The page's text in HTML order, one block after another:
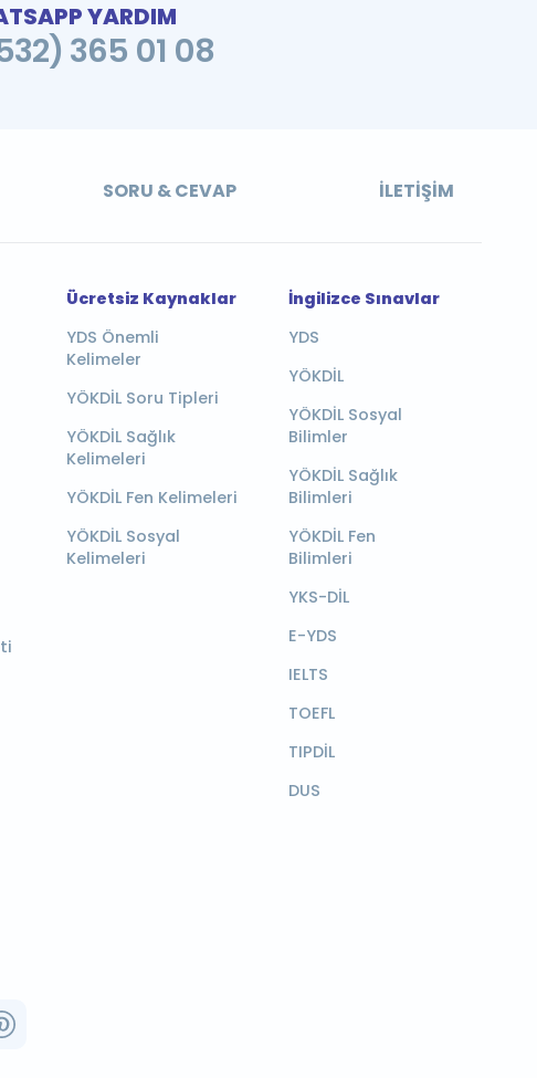
YARDIM
365 01 08
SORU & CEVAP İLETIŞIM
Ücretsiz Kaynaklar
YDS Önemli
Kelimeler
YÖKDİL Soru Tipleri
YÖKDİL Sağlık
Kelimeleri
YÖKDİL Fen Kelimeleri
YÖKDİL Sosyal
Kelimeleri
İngilizce Sınavlar
YDS
YÖKDİL
YÖKDİL Sosyal
Bilimler
YÖKDİL Sağlık
Bilimleri
YÖKDİL Fen
Bilimleri
YKS-DİL
E-YDS
IELTS
TOEFL
TIPDİL
DUS